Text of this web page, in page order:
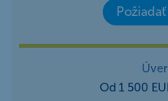
Od 1 500